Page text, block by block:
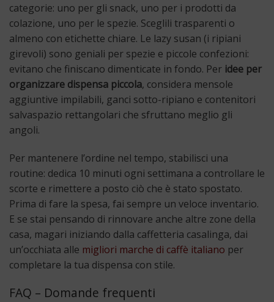
categorie: uno per gli snack, uno per i prodotti da
colazione, uno per le spezie. Sceglili trasparenti o
almeno con etichette chiare. Le lazy susan (i ripiani
girevoli) sono geniali per spezie e piccole confezioni:
evitano che finiscano dimenticate in fondo. Per idee per
organizzare dispensa piccola, considera mensole
aggiuntive impilabili, ganci sotto-ripiano e contenitori
salvaspazio rettangolari che sfruttano meglio gli
angoli.
Per mantenere l’ordine nel tempo, stabilisci una
routine: dedica 10 minuti ogni settimana a controllare le
scorte e rimettere a posto ciò che è stato spostato.
Prima di fare la spesa, fai sempre un veloce inventario.
E se stai pensando di rinnovare anche altre zone della
casa, magari iniziando dalla caffetteria casalinga, dai
un’occhiata alle migliori marche di caffè italiano per
completare la tua dispensa con stile.
FAQ – Domande frequenti